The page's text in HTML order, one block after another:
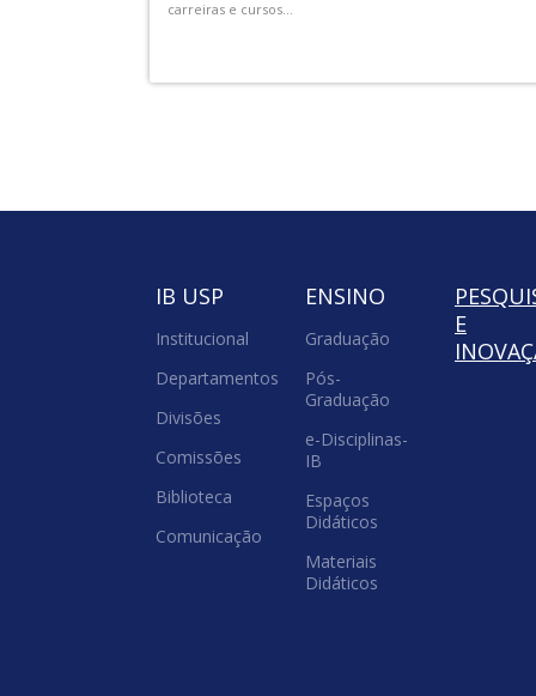
IB USP
Institucional
Departamentos
Divisões
Comissões
Biblioteca
Comunicação
ENSINO
Graduação
Pós-
Graduação
e-Disciplinas-
IB
Espaços
Didáticos
Materiais
Didáticos
E